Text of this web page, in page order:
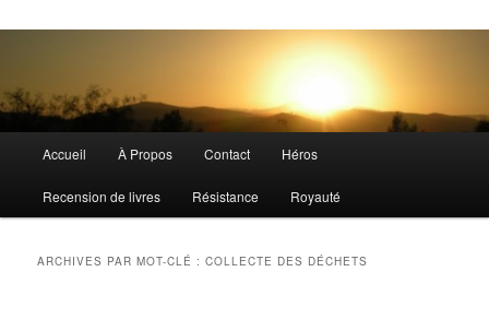
principal
Accueil À Propos Contact Héros
Recension de livres Résistance Royauté
ARCHIVES PAR MOT-CLÉ :COLLECTE DES DÉCHETS